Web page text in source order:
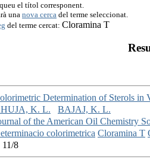
el títol corresponent.
una nova cerca del terme seleccionat.
del terme cercat: Cloramina T
Determination of Sterols in
K. L.
BAJAJ, K. L.
of the American Oil Chemistry
colorimetrica Cloramina T
11/8